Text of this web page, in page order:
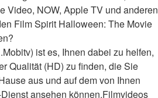
Video, NOW, Apple TV und anderen
Film Spirit Halloween: The Movie
ist es, Ihnen dabei zu helfen,
Qualität (HD) zu finden, die Sie
aus und auf dem von Ihnen
ansehen können.Filmvideos